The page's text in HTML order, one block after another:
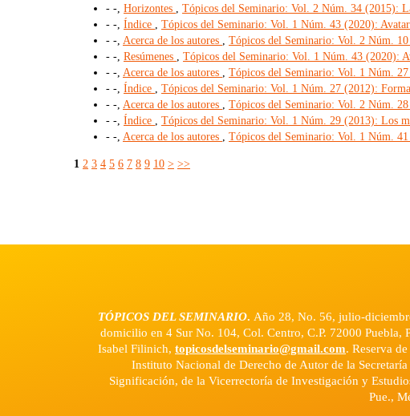
- -, Horizontes , Tópicos del Seminario: Vol. 2 Núm. 34 (2015):
- -, Índice , Tópicos del Seminario: Vol. 1 Núm. 43 (2020):
- -, Acerca de los autores , Tópicos del Seminario: Vol. 2 Núm.
- -, Resúmenes , Tópicos del Seminario: Vol. 1 Núm. 43 (2020):
- -, Acerca de los autores , Tópicos del Seminario: Vol. 1 Núm.
- -, Índice , Tópicos del Seminario: Vol. 1 Núm. 27 (2012):
- -, Acerca de los autores , Tópicos del Seminario: Vol. 2 Núm.
- -, Índice , Tópicos del Seminario: Vol. 1 Núm. 29 (2013): Los
- -, Acerca de los autores , Tópicos del Seminario: Vol. 1 Núm.
1 2 3 4 5 6 7 8 9 10 > >>
TÓPICOS DEL SEMINARIO. Año 28, No. 56, julio-
domicilio en 4 Sur No. 104, Col. Centro, C.P. 72000
Isabel Filinich, topicosdelseminario@gmail.com. Reserva
Instituto Nacional de Derecho de Autor de la
Significación, de la Vicerrectoría de Investigación y
Pue.,